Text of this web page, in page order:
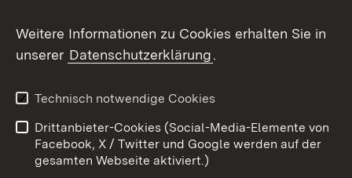
Barrierefreiheit
Benutzungshinweise
Impressum
Cookies
Weitere Informationen zu Cookies erhalten Sie in
unserer Datenschutzerklärung.
Technisch notwendige Cookies
Drittanbieter-Cookies (Social-Media-Elemente von
Facebook, X / Twitter und Google werden auf der
gesamten Webseite aktiviert.)